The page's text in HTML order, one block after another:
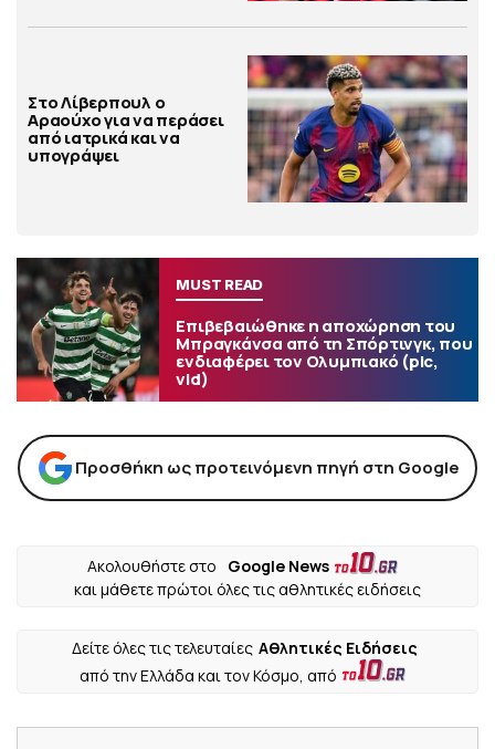
Στο Λίβερπουλ ο
Αραούχο για να περάσει
από ιατρικά και να
υπογράψει
MUST READ
Επιβεβαιώθηκε η αποχώρηση του
Μπραγκάνσα από τη Σπόρτινγκ, που
ενδιαφέρει τον Ολυμπιακό (pic,
vid)
Προσθήκη ως προτεινόμενη πηγή στη Google
Ακολουθήστε στο
Google News
και μάθετε πρώτοι όλες τις αθλητικές ειδήσεις
Δείτε όλες τις τελευταίες Αθλητικές Ειδήσεις
από την Ελλάδα και τον Κόσμο, από